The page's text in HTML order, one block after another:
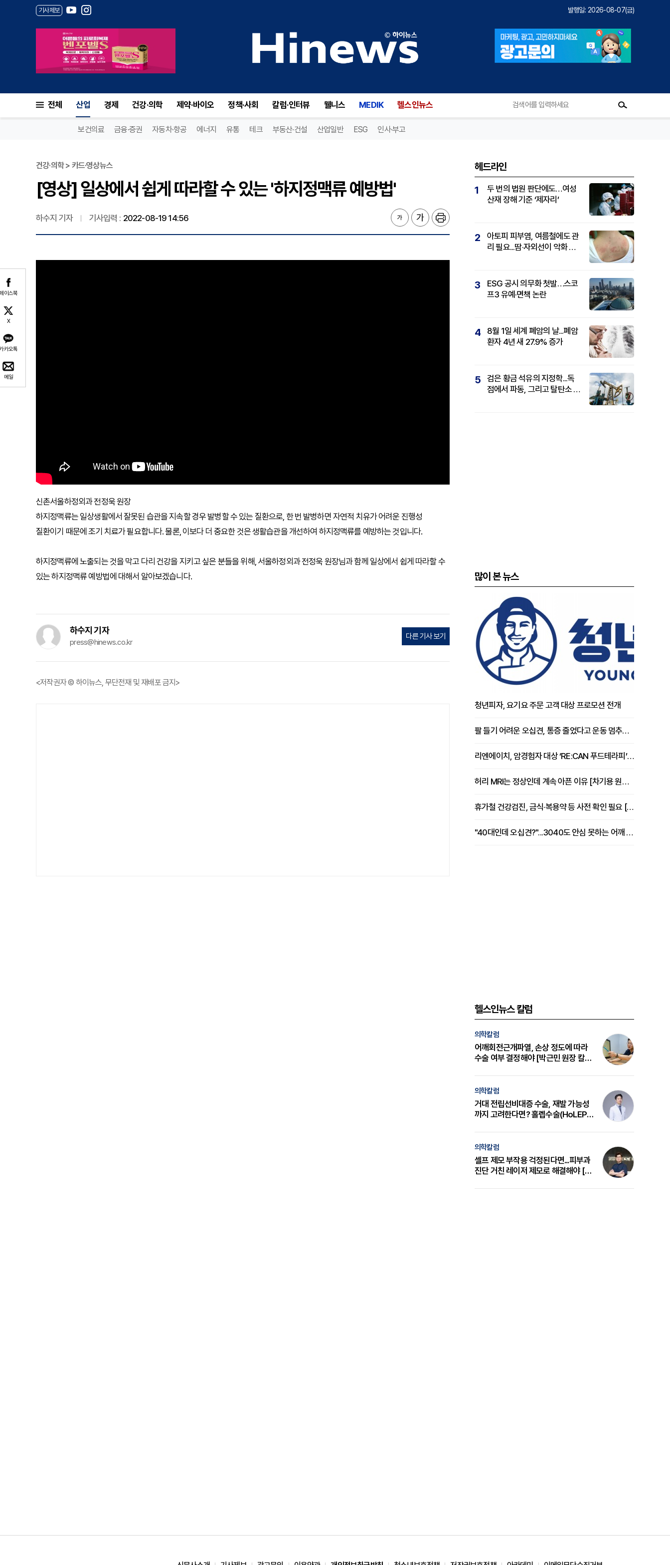
기사제보 발행일: 2026-08-07(금)
전체 산업 경제 건강·의학 제약·바이오 정책·사회 칼럼·인터뷰 웰니스 MEDIK 헬스인뉴스
보건의료 금융·증권 자동차·항공 에너지 유통 테크 부동산·건설 산업일반 ESG 인사·부고
이스북
X
카오톡
메일
건강·의학 > 카드·영상뉴스
[영상] 일상에서 쉽게 따라할 수 있는 '하지정맥류 예방법'
하수지 기자 기사입력 : 2022-08-19 14:56
신촌서울하정외과 전정욱 원장
하지정맥류는 일상생활에서 잘못된 습관을 지속할 경우 발병할 수 있는 질환으로, 한 번 발병하면 자연적 치유가 어려운 진행성
질환이기 때문에 조기 치료가 필요합니다. 물론, 이보다 더 중요한 것은 생활습관을 개선하여 하지정맥류를 예방하는 것입니다.
하지정맥류에 노출되는 것을 막고 다리 건강을 지키고 싶은 분들을 위해, 서울하정외과 전정욱 원장님과 함께 일상에서 쉽게 따라할 수
있는 하지정맥류 예방법에 대해서 알아보겠습니다.
하수지 기자
press@hinews.co.kr
다른 기사 보기
<저작권자 © 하이뉴스, 무단전재 및 재배포 금지>
헤드라인
1
두 번의 법원 판단에도…여성
산재 장해 기준 ‘제자리’
2
아토피 피부염, 여름철에도 관
리 필요...땀·자외선이 악화 요
3
ESG 공시 의무화 첫발…스코
프3 유예·면책 논란
4
8월 1일 세계 폐암의 날...폐암
환자 4년 새 27.9% 증가
5
검은 황금 석유의 지정학...독
점에서 파동, 그리고 탈탄소 패
많이 본 뉴스
청년피자, 요기요 주문 고객 대상 프로모션 전개
팔 들기 어려운 오십견, 통증 줄었다고 운동 멈추면 안 되는 이유 [이병욱 원장 칼럼]
리엔에이치, 암경험자 대상 ‘RE:CAN 푸드테라피’ 운영
허리 MRI는 정상인데 계속 아픈 이유 [차기용 원장 칼럼]
휴가철 건강검진, 금식·복용약 등 사전 확인 필요 [정도감 원장 칼럼]
"40대인데 오십견?"...3040도 안심 못하는 어깨 유착성 관절낭염
헬스인뉴스 칼럼
의학칼럼
어깨회전근개파열, 손상 정도에 따라
수술 여부 결정해야 [박근민 원장 칼
의학칼럼
거대 전립선비대증 수술, 재발 가능성
까지 고려한다면? 홀렙수술(HoLEP)
의학칼럼
셀프 제모 부작용 걱정된다면...피부과
진단 거친 레이저 제모로 해결해야 [변